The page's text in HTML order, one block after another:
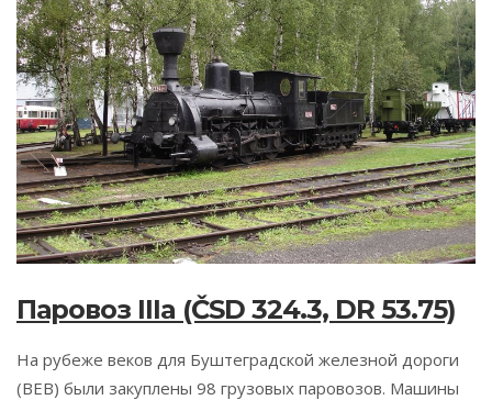
Паровоз IIIa (ČSD 324.3, DR 53.75)
На рубеже веков для Буштеградской железной дороги
(BEB) были закуплены 98 грузовых паровозов. Машины